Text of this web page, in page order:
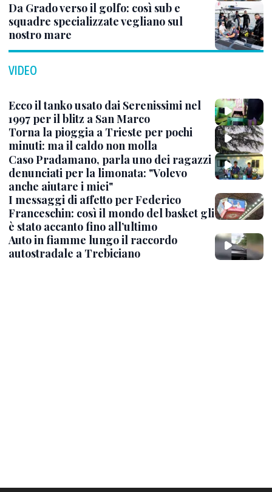
Da Grado verso il golfo: così sub e
squadre specializzate vegliano sul
nostro mare
VIDEO
Ecco il tanko usato dai Serenissimi nel
1997 per il blitz a San Marco
Torna la pioggia a Trieste per pochi
minuti: ma il caldo non molla
Caso Pradamano, parla uno dei ragazzi
denunciati per la limonata: "Volevo
anche aiutare i miei"
I messaggi di affetto per Federico
Franceschin: così il mondo del basket gli
è stato accanto fino all’ultimo
Auto in fiamme lungo il raccordo
autostradale a Trebiciano